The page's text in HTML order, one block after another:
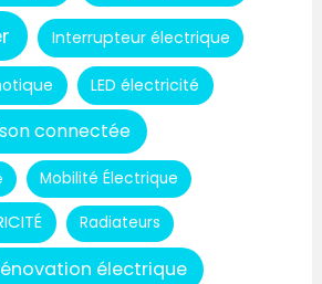
Interrupteur électrique
LED électricité
connectée
Mobilité Électrique
Radiateurs
électrique